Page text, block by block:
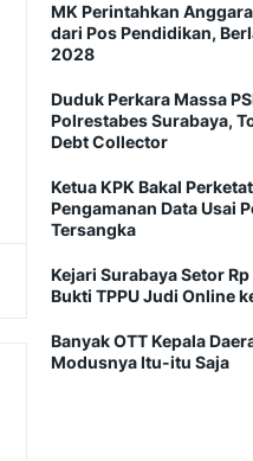
MK Perintahkan
dari Pos Pendidikan,
2028
Duduk Perkara Massa
Polrestabes Surabaya,
Debt Collector
Ketua KPK Bakal
Pengamanan Data Usai
Tersangka
Kejari Surabaya Setor
Bukti TPPU Judi Online
Banyak OTT Kepala
Modusnya Itu-itu Saja